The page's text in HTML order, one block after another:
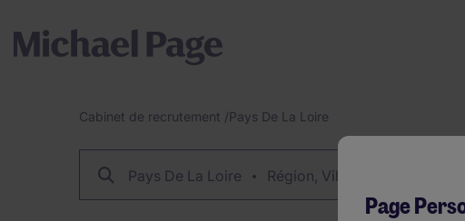
Fil
d'Ariane
Cabinet de recrutement /Pays De La Loire
Pays De La Loire Région, Ville...
Page